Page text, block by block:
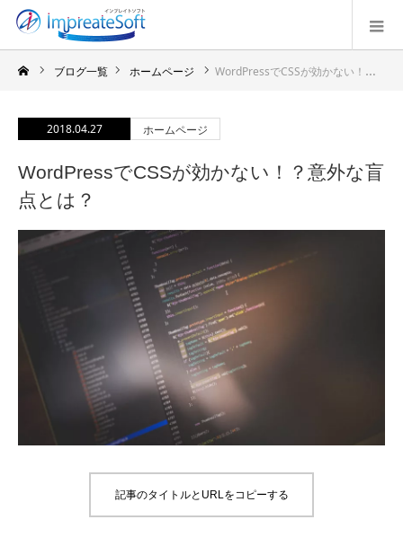
ブログ一覧 ホームページ WordPressでCSSが効かない！？意外な盲点とは？
2018.04.27 ホームページ
WordPressでCSSが効かない！？意外な盲
点とは？
記事のタイトルとURLをコピーする